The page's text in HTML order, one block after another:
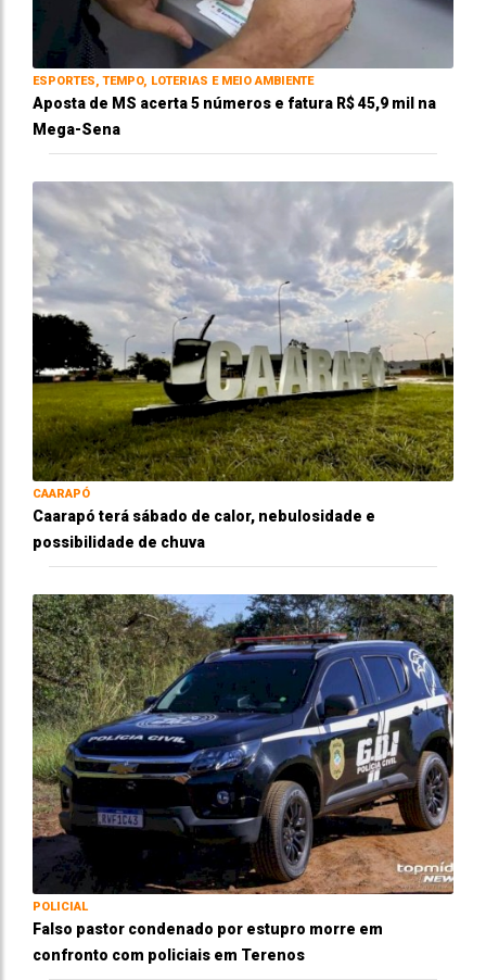
ESPORTES, TEMPO, LOTERIAS E MEIO AMBIENTE
Aposta de MS acerta 5 números e fatura R$ 45,9 mil na
Mega-Sena
CAARAPÓ
Caarapó terá sábado de calor, nebulosidade e
possibilidade de chuva
POLICIAL
Falso pastor condenado por estupro morre em
confronto com policiais em Terenos